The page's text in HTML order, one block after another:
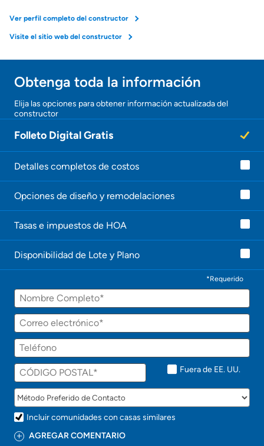
Ver perfil completo del constructor
Visite el sitio web del constructor
Obtenga toda la información
Elija las opciones para obtener información actualizada del
constructor
Folleto Digital Gratis
Detalles completos de costos
Opciones de diseño y remodelaciones
Tasas e impuestos de HOA
Disponibilidad de Lote y Plano
*Requerido
Fuera de EE. UU.
Incluir comunidades con casas similares
AGREGAR COMENTARIO